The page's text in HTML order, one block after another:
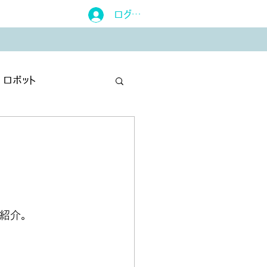
ログイン
ロボット
介。